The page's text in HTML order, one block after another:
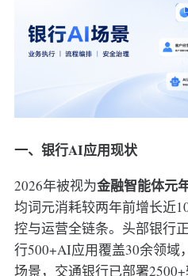
一、银行AI应用现状
2026年被视为金融智能体元
均词元消耗较两年前增长近
控与运营全链条。头部银行
行500+AI应用覆盖30余领域
场景，交通银行已部署